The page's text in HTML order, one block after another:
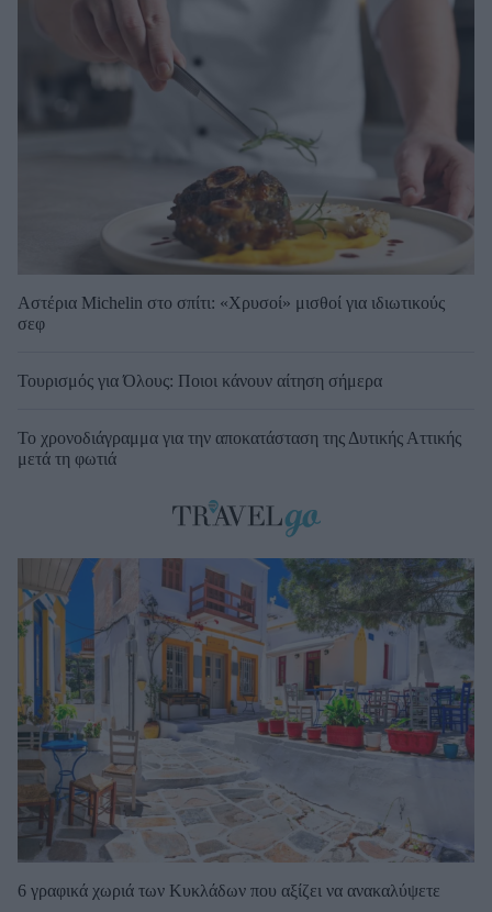
Αστέρια Michelin στο σπίτι: «Χρυσοί» μισθοί για ιδιωτικούς
σεφ
Τουρισμός για Όλους: Ποιοι κάνουν αίτηση σήμερα
Το χρονοδιάγραμμα για την αποκατάσταση της Δυτικής Αττικής
μετά τη φωτιά
6 γραφικά χωριά των Κυκλάδων που αξίζει να ανακαλύψετε